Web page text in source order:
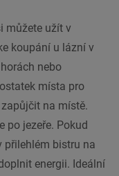
můžete užít v
koupání u lázní v
nebo
místa pro
na místě.
po jezeře. Pokud
přilehlém bistru na
energii. Ideální